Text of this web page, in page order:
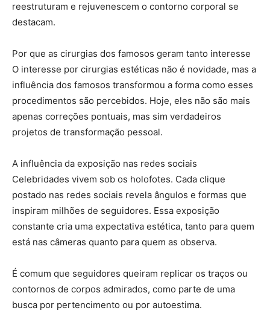
reestruturam e rejuvenescem o contorno corporal se
destacam.
Por que as cirurgias dos famosos geram tanto interesse
O interesse por cirurgias estéticas não é novidade, mas a
influência dos famosos transformou a forma como esses
procedimentos são percebidos. Hoje, eles não são mais
apenas correções pontuais, mas sim verdadeiros
projetos de transformação pessoal.
A influência da exposição nas redes sociais
Celebridades vivem sob os holofotes. Cada clique
postado nas redes sociais revela ângulos e formas que
inspiram milhões de seguidores. Essa exposição
constante cria uma expectativa estética, tanto para quem
está nas câmeras quanto para quem as observa.
É comum que seguidores queiram replicar os traços ou
contornos de corpos admirados, como parte de uma
busca por pertencimento ou por autoestima.